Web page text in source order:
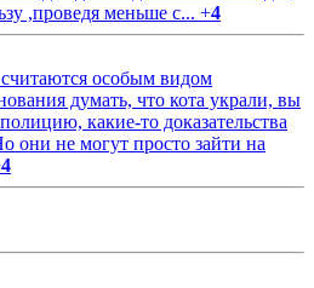
,проведя меньше с... +4
особым видом
думать, что кота украли, вы
какие-то доказательства
они не могут просто зайти на
4